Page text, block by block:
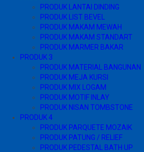
PRODUK LANTAI DINDING
PRODUK LIST BEVEL
PRODUK MAKAM MEWAH
PRODUK MAKAM STANDART
PRODUK MARMER BAKAR
PRODUK 3
PRODUK MATERIAL BANGUNAN
PRODUK MEJA KURSI
PRODUK MIX LOGAM
PRODUK MOTIF INLAY
PRODUK NISAN TOMBSTONE
PRODUK 4
PRODUK PARQUETE MOZAIK
PRODUK PATUNG / RELIEF
PRODUK PEDESTAL BATH UP